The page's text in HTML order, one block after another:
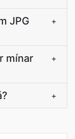
JPG
+
mínar
+
+